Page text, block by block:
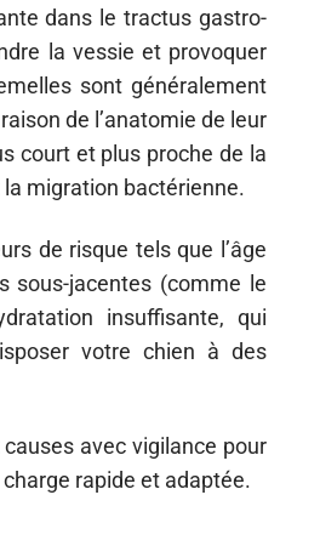
dans le tractus gastro-
la vessie et provoquer
sont généralement
de l’anatomie de leur
court et plus proche de la
migration bactérienne.
de risque tels que l’âge
sous-jacentes (comme le
insuffisante, qui
votre chien à des
avec vigilance pour
rapide et adaptée.